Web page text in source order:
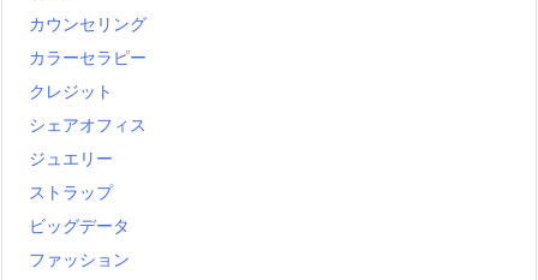
カウンセリング
カラーセラピー
クレジット
シェアオフィス
ジュエリー
ストラップ
ビッグデータ
ファッション